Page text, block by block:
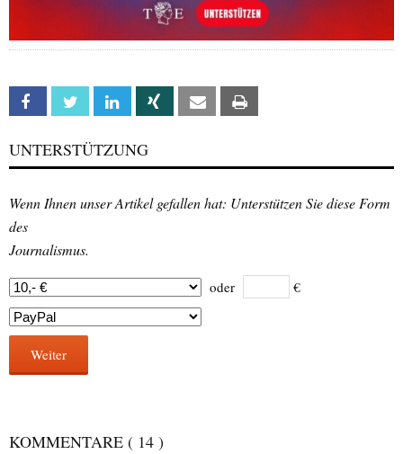
Facebook Twitter Linkedin Xing Email
UNTERSTÜTZUNG
Wenn Ihnen unser Artikel gefallen hat: Unterstützen Sie diese Form
des
Journalismus.
oder €
Weiter
KOMMENTARE ( 14 )